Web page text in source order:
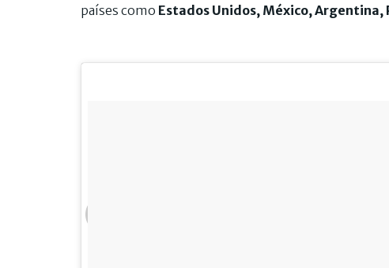
países como Estados Unidos, México, Argentina,